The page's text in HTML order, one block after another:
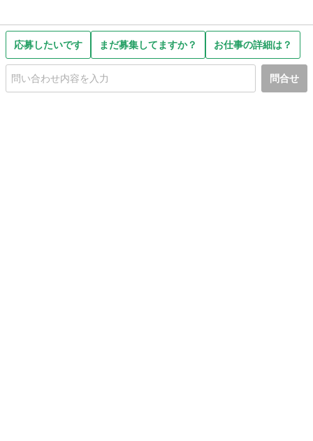
応募したいです まだ募集してますか？ お仕事の詳細は？
問合せ